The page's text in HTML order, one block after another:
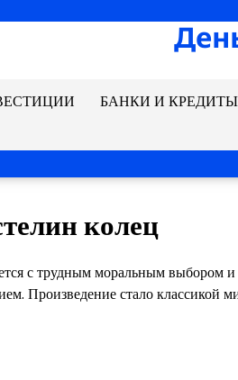
БАНКИ И КРЕДИТЫ
колец
с трудным моральным выбором
Произведение стало классикой